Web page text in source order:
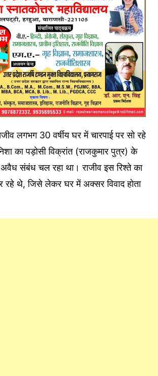
लगभग 30 वर्षीय घर में चारपाई पर सो रहे
का पड़ोसी विक्रांत (राजकुमार पुत्र) के
संबंध चल रहा था। राजीव इस रिश्ते का
रहे थे, जिसे लेकर घर में अक्सर विवाद होता